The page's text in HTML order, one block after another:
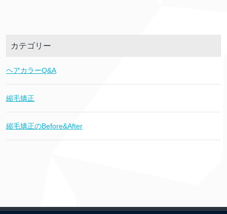
カテゴリー
ヘアカラーQ&A
縮毛矯正
縮毛矯正のBefore&After